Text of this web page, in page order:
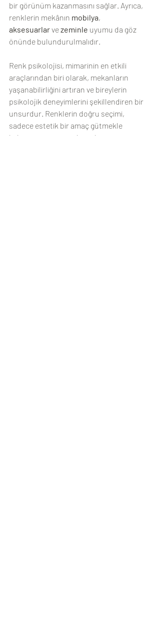
bir görünüm kazanmasını sağlar. Ayrıca,
renklerin mekânın mobilya,
aksesuarlar ve zeminle uyumu da göz
önünde bulundurulmalıdır.
Renk psikolojisi, mimarinin en etkili
araçlarından biri olarak, mekanların
yaşanabilirliğini artıran ve bireylerin
psikolojik deneyimlerini şekillendiren bir
unsurdur. Renklerin doğru seçimi,
sadece estetik bir amaç gütmekle
kalmaz, aynı zamanda mekanın